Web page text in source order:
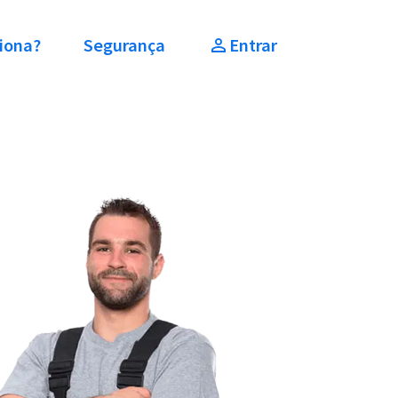
Segurança Entrar